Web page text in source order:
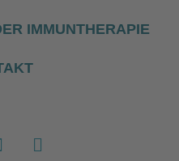
IMMUNTHERAPIE